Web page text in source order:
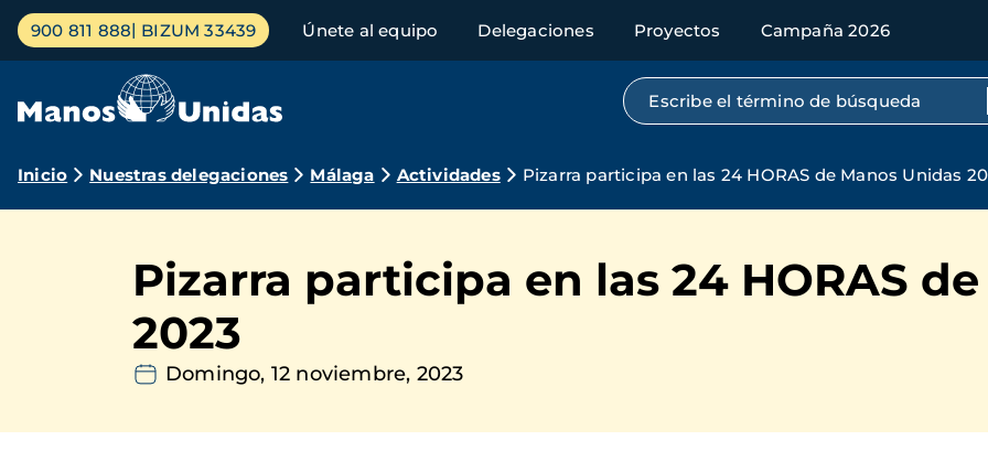
Pasar
contenido
Menú
principal
900 811 888 BIZUM 33439 Únete al equipo Delegaciones Proyectos Campaña 2026
Búsqueda por texto completo
Ruta
navegación
Inicio Nuestras delegaciones Málaga Actividades Pizarra participa en las 24 HORAS de Manos Unidas
Pizarra participa en las 24 HORAS
2023
Domingo, 12 noviembre, 2023